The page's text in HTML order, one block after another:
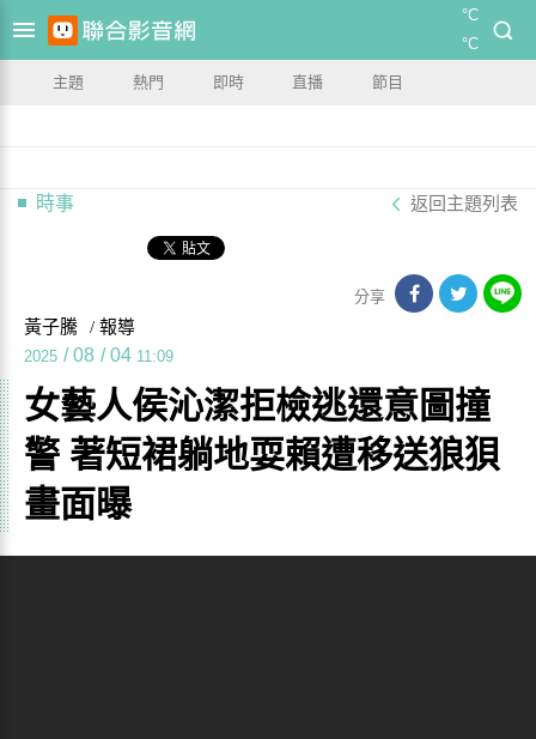
°C
°C
主題 熱門 即時 直播 節目
時事 返回主題列表
分享
黃子騰 / 報導
2025 / 08 / 04 11:09
女藝人侯沁潔拒檢逃還意圖撞
警 著短裙躺地耍賴遭移送狼狽
畫面曝